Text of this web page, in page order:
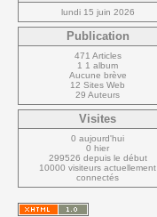
lundi 15 juin 2026
Publication
471 Articles
1 1 album
Aucune brève
12 Sites Web
29 Auteurs
Visites
0 aujourd'hui
0 hier
299526 depuis le début
10000 visiteurs actuellement
connectés